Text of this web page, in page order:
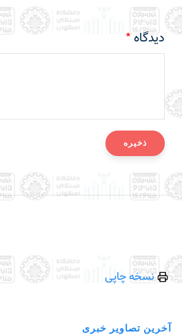
دیدگاه
نسخه چاپی
آخرین تصاویر خبری